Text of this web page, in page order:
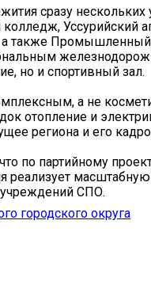
сразу
колледж, Уссурийский
а также
но и спортивный зал.
а не
отопление и
региона и его
по партийному
реализует
учреждений СПО.
городского округа